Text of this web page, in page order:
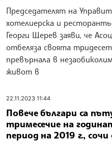
Председателят на
хотелиерска и
Георги Щерев заяви, че
отбеляза своята
превърнала в
живот в
22.11.2023 11:44
Повече българи са
тримесечие на
период на 2019 г.,